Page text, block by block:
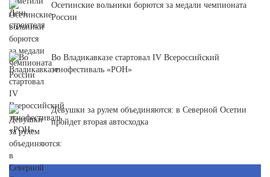
Осетинские вольники борются за медали чемпионата
России
Во Владикавказе стартовал IV Всероссийский
этнофестиваль «РОН»
Девушки за рулем объединяются: в Северной Осетии
пройдет вторая автосходка